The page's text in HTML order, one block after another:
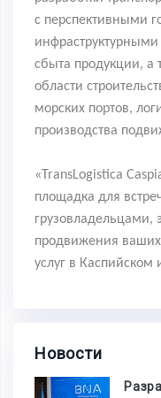
с перспективными
сбыта продукции, а
области
морских портов,
производства
« TransLogistica
площадка для
грузовладельцами,
продвижения ваших
услуг в Каспийском
Новости